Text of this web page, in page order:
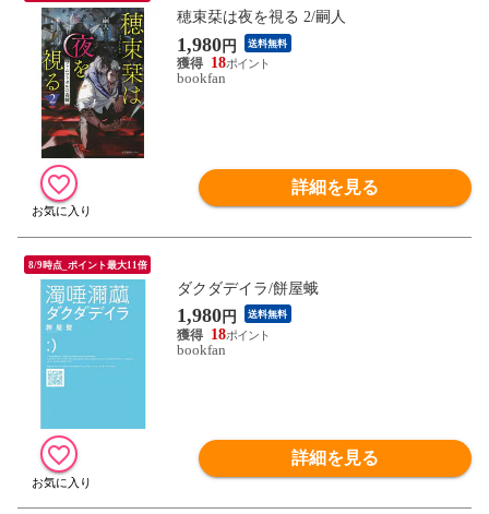
穂束栞は夜を視る 2/嗣人
1,980円 送料無料
18
bookfan
詳細を見る
8/9時点_ポイント最大11倍
ダクダデイラ/餅屋蛾
1,980円 送料無料
18
bookfan
詳細を見る